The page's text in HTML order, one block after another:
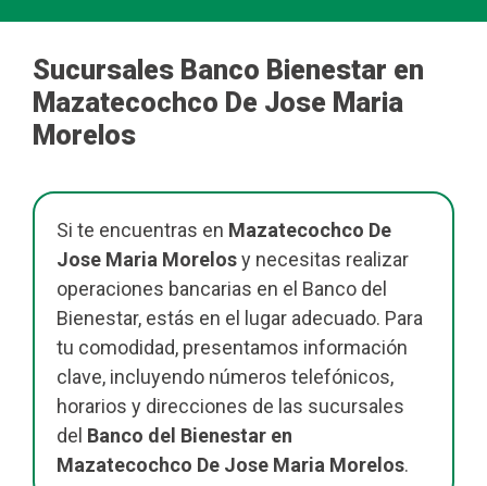
Sucursales Banco Bienestar en
Mazatecochco De Jose Maria
Morelos
Si te encuentras en Mazatecochco De
Jose Maria Morelosy necesitas realizar
operaciones bancarias en el Banco del
Bienestar, estás en el lugar adecuado. Para
tu comodidad, presentamos información
clave, incluyendo números telefónicos,
horarios y direcciones de las sucursales
del Banco del Bienestar en
Mazatecochco De Jose Maria Morelos.